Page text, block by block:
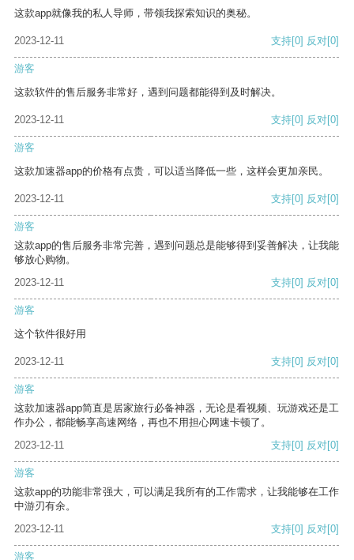
这款app就像我的私人导师，带领我探索知识的奥秘。
2023-12-11 支持[0] 反对[0]
游客
这款软件的售后服务非常好，遇到问题都能得到及时解决。
2023-12-11 支持[0] 反对[0]
游客
这款加速器app的价格有点贵，可以适当降低一些，这样会更加亲民。
2023-12-11 支持[0] 反对[0]
游客
这款app的售后服务非常完善，遇到问题总是能够得到妥善解决，让我能
够放心购物。
2023-12-11
支持[0] 反对[0]
游客
这个软件很好用
2023-12-11 支持[0] 反对[0]
游客
这款加速器app简直是居家旅行必备神器，无论是看视频、玩游戏还是工
作办公，都能畅享高速网络，再也不用担心网速卡顿了。
2023-12-11
支持[0] 反对[0]
游客
这款app的功能非常强大，可以满足我所有的工作需求，让我能够在工作
中游刃有余。
2023-12-11
支持[0] 反对[0]
游客